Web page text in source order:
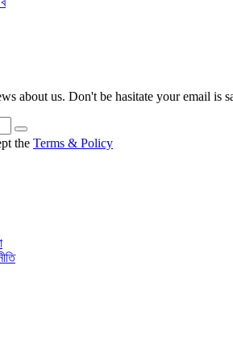
about us. Don't be hasitate your email is
the Terms & Policy